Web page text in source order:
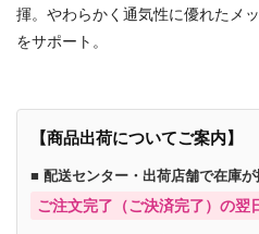
揮。やわらかく通気性に優れたメ
をサポート。
【商品出荷についてご案内】
■ 配送センター・出荷店舗で在庫
ご注文完了（ご決済完了）の翌